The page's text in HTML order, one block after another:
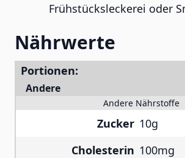
Frühstücksleckerei oder
Nährwerte
Portionen:
Andere
Andere Nährstoffe
Zucker 10g
Cholesterin 100mg